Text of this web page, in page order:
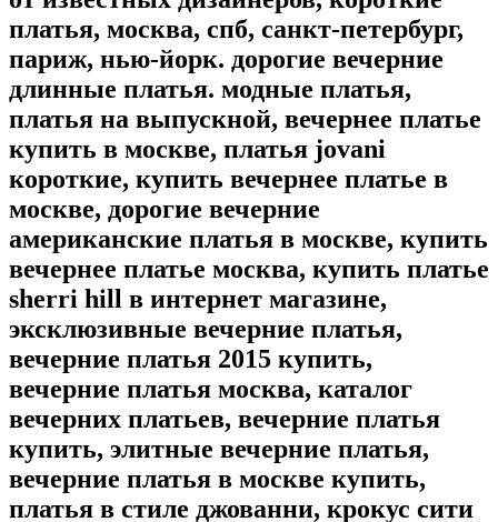
платья, москва, спб, санкт-петербург,
париж, нью-йорк. дорогие вечерние
длинные платья. модные платья,
платья на выпускной, вечернее платье
купить в москве, платья jovani
короткие, купить вечернее платье в
москве, дорогие вечерние
американские платья в москве, купить
вечернее платье москва, купить платье
sherri hill в интернет магазине,
эксклюзивные вечерние платья,
вечерние платья 2015 купить,
вечерние платья москва, каталог
вечерних платьев, вечерние платья
купить, элитные вечерние платья,
вечерние платья в москве купить,
платья в стиле джованни, крокус сити